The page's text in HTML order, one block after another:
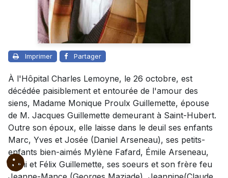
Imprimer Partager
À l'Hôpital Charles Lemoyne, le 26 octobre, est
décédée paisiblement et entourée de l'amour des
siens, Madame Monique Proulx Guillemette, épouse
de M. Jacques Guillemette demeurant à Saint-Hubert.
Outre son époux, elle laisse dans le deuil ses enfants
Marc, Yves et Josée (Daniel Arseneau), ses petits-
enfants bien-aimés Mylène Fafard, Émile Arseneau,
Rémi et Félix Guillemette, ses soeurs et son frère feu